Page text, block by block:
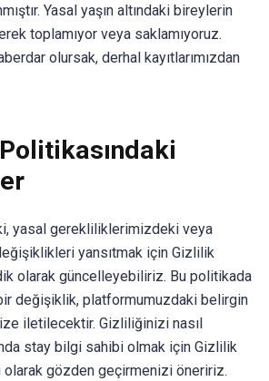
Yasal yaşın altındaki bireylerin
toplamıyor veya saklamıyoruz.
olursak, derhal kayıtlarımızdan
yasal gerekliliklerimizdeki veya
yansıtmak için Gizlilik
olarak güncelleyebiliriz. Bu politikada
değişiklik, platformumuzdaki belirgin
iletilecektir. Gizliliğinizi nasıl
stay bilgi sahibi olmak için Gizlilik
olarak gözden geçirmenizi öneririz.